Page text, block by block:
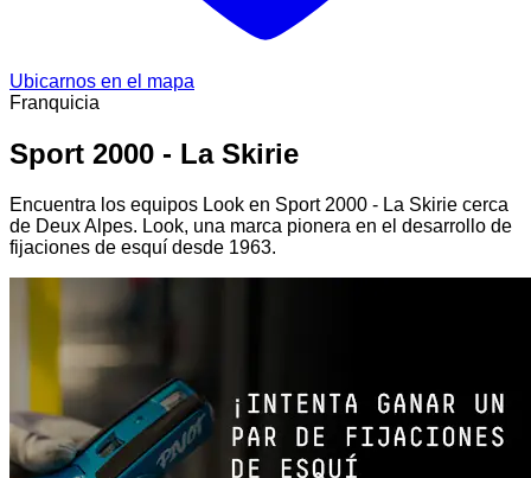
Ubicarnos en el mapa
Franquicia
Sport 2000 - La Skirie
Encuentra los equipos Look en Sport 2000 - La Skirie cerca
de Deux Alpes. Look, una marca pionera en el desarrollo de
fijaciones de esquí desde 1963.